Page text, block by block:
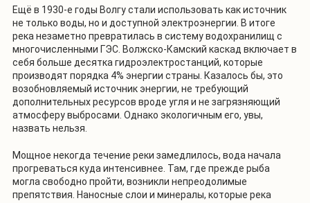
Ещё в 1930-е годы Волгу стали использовать как источник
не только воды, но и доступной электроэнергии. В итоге
река незаметно превратилась в систему водохранилищ с
многочисленными ГЭС. Волжско-Камский каскад включает в
себя больше десятка гидроэлектростанций, которые
производят порядка 4% энергии страны. Казалось бы, это
возобновляемый источник энергии, не требующий
дополнительных ресурсов вроде угля и не загрязняющий
атмосферу выбросами. Однако экологичным его, увы,
назвать нельзя.
Мощное некогда течение реки замедлилось, вода начала
прогреваться куда интенсивнее. Там, где прежде рыба
могла свободно пройти, возникли непреодолимые
препятствия. Наносные слои и минералы, которые река